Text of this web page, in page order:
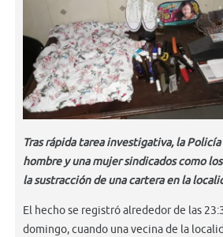
Tras rápida tarea investigativa, la
hombre y una mujer sindicados como
la sustracción de una cartera en la
El hecho se registró alrededor de las
domingo, cuando una vecina de la